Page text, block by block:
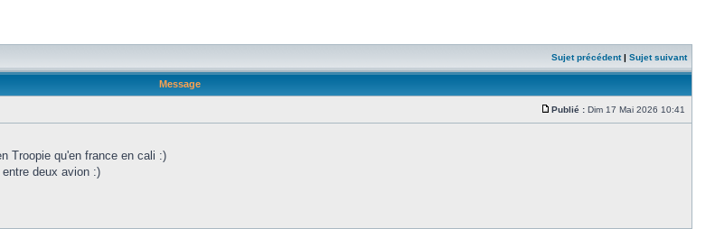
Sujet précédent| Sujet suivant
Message
Publié : Dim 17 Mai 2026 10:41
Troopie qu'en france en cali :)
deux avion :)